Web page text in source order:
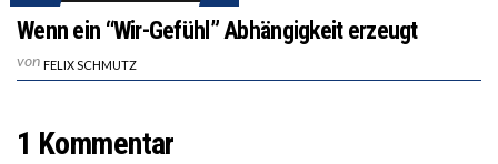
Wenn ein “Wir-Gefühl” Abhängigkeit erzeugt
von FELIX SCHMUTZ
1 Kommentar